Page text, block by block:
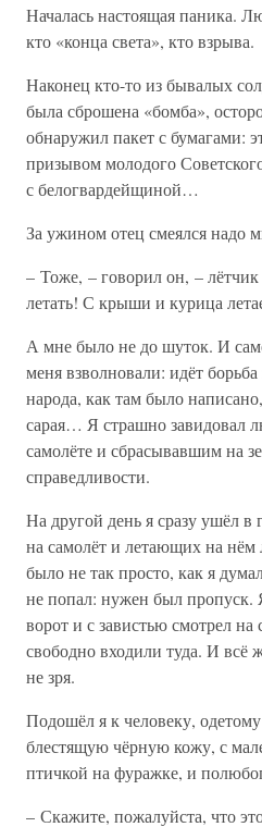
Началась настоящая паника.
кто «конца света», кто взрыва.
Наконец кто-то из бывалых
была сброшена «бомба»,
обнаружил пакет с бумагами:
призывом молодого
с белогвардейщиной…
За ужином отец смеялся надо
– Тоже, – говорил он, –
летать! С крыши и курица
А мне было не до шуток. И
меня взволновали: идёт борьба
народа, как там было
сарая… Я страшно завидовал
самолёте и сбрасывавшим на
справедливости.
На другой день я сразу ушёл в
на самолёт и летающих на
было не так просто, как я
не попал: нужен был пропуск.
ворот и с завистью смотрел на
свободно входили туда. И всё
не зря.
Подошёл я к человеку,
блестящую чёрную кожу, с
птичкой на фуражке, и
– Скажите, пожалуйста, что